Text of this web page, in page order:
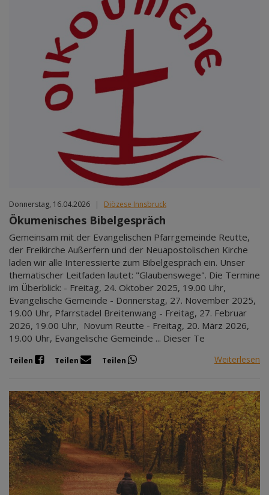
Donnerstag, 16.04.2026 | Diözese Innsbruck
Ökumenisches Bibelgespräch
Gemeinsam mit der Evangelischen Pfarrgemeinde Reutte,
der Freikirche Außerfern und der Neuapostolischen Kirche
laden wir alle Interessierte zum Bibelgespräch ein. Unser
thematischer Leitfaden lautet: "Glaubenswege". Die Termine
im Überblick: - Freitag, 24. Oktober 2025, 19.00 Uhr,
Evangelische Gemeinde - Donnerstag, 27. November 2025,
19.00 Uhr, Pfarrstadel Breitenwang - Freitag, 27. Februar
2026, 19.00 Uhr, Novum Reutte - Freitag, 20. März 2026,
19.00 Uhr, Evangelische Gemeinde ... Dieser Te
Teilen Teilen Teilen Weiterlesen